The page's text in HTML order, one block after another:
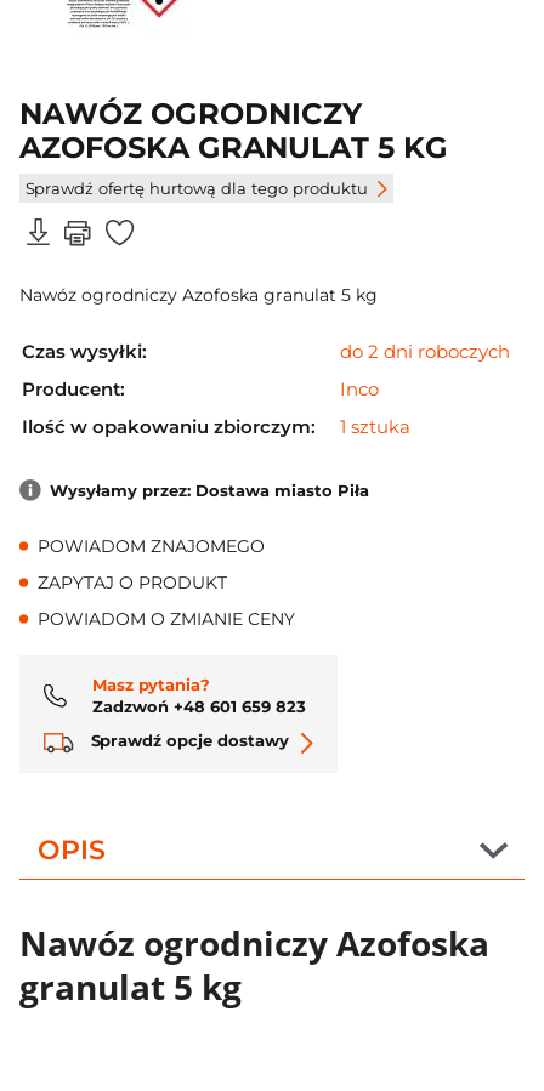
NAWÓZ OGRODNICZY
AZOFOSKA GRANULAT 5 KG
Sprawdź ofertę hurtową dla tego produktu
Nawóz ogrodniczy Azofoska granulat 5 kg
Czas wysyłki:
do 2 dni roboczych
Producent:
Inco
Ilość w opakowaniu zbiorczym:
1 sztuka
Wysyłamy przez: Dostawa miasto Piła
POWIADOM ZNAJOMEGO
ZAPYTAJ O PRODUKT
POWIADOM O ZMIANIE CENY
Masz pytania?
Zadzwoń +48 601 659 823
Sprawdź opcje dostawy
OPIS
Nawóz ogrodniczy Azofoska
granulat 5 kg